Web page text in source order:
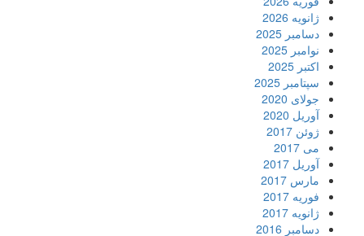
ژانویه 2026
دسامبر 2025
نوامبر 2025
اکتبر 2025
سپتامبر 2025
جولای 2020
آوریل 2020
ژوئن 2017
می 2017
آوریل 2017
مارس 2017
فوریه 2017
ژانویه 2017
دسامبر 2016